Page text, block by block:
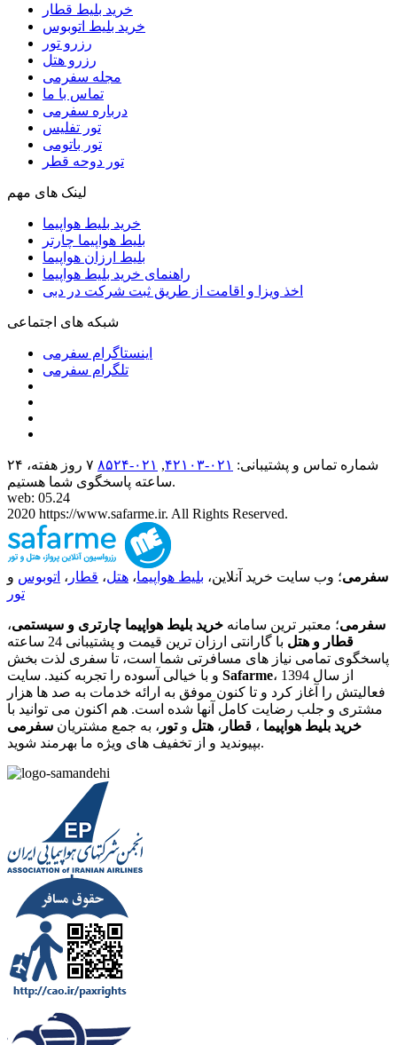
خرید بلیط قطار
خرید بلیط اتوبوس
رزرو تور
رزرو هتل
مجله سفرمی
تماس با ما
درباره سفرمی
تور تفلیس
تور باتومی
تور دوحه قطر
لینک های مهم
خرید بلیط هواپیما
بلیط هواپیما چارتر
بلیط ارزان هواپیما
راهنمای خرید بلیط هواپیما
اخذ ویزا و اقامت از طریق ثبت شرکت در دبی
شبکه های اجتماعی
اینستاگرام سفرمی
تلگرام سفرمی
شماره تماس و پشتیبانی: ۰۲۱-۴٢١٠٣ , ۰۲۱-۸۵۲۴
۷ روز هفته، ۲۴
ساعته پاسخگوی شما هستیم.
web: 05.24
2020 https://www.safarme.ir. All Rights Reserved.
سفرمی؛ وب سایت خرید آنلاین، بلیط هواپیما، هتل، قطار ، اتوبوس و
تور
سفرمی؛ معتبر ترین سامانه خرید بلیط هواپیما چارتری و سیستمی،
قطار و هتل
با گارانتی ارزان ترین قیمت و پشتیبانی 24 ساعته
پاسخگوی تمامی نیاز های مسافرتی شما است، تا سفری لذت بخش
Safarme، از سال 1394
فعالیتش را آغاز کرد و تا کنون موفق به ارائه خدمات به صد ها هزار
مشتری و جلب رضایت کامل آنها شده است. هم اکنون می توانید با
خرید بلیط هواپیما ، قطار ، هتل وتور ، به جمع مشتریان سفرمی
بپیوندید و از تخفیف های ویژه ما بهرمند شوید.